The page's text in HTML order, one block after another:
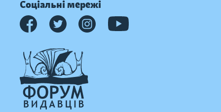
Соціальні мережі